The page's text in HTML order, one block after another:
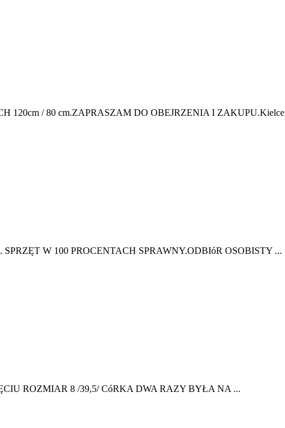
/ 80 cm.ZAPRASZAM DO OBEJRZENIA I ZAKUPU.Kielce
W 100 PROCENTACH SPRAWNY.ODBIóR OSOBISTY ...
ROZMIAR 8 /39,5/ CóRKA DWA RAZY BYŁA NA ...